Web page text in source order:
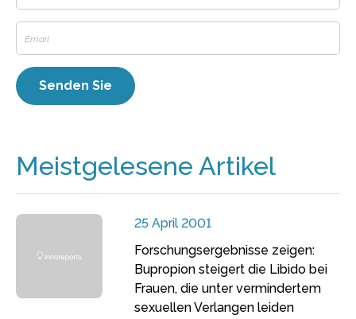
Meistgelesene Artikel
25 April 2001
Forschungsergebnisse zeigen:
Bupropion steigert die Libido bei
Frauen, die unter vermindertem
sexuellen Verlangen leiden